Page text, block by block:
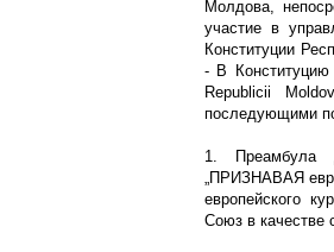
Молдова,
участие в
Конституции
- В Конституцию
Republicii
последующими
1. Преамбула
„ПРИЗНАВАЯ
европейского
Союз в качестве